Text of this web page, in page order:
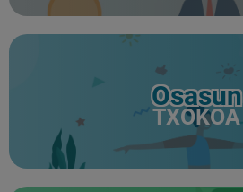
Osasun
TXOKOA